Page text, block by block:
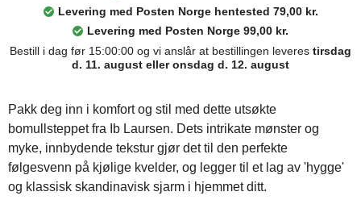
Levering med Posten Norge hentested 79,00 kr.
Levering med Posten Norge 99,00 kr.
Bestill i dag før 15:00:00 og vi anslår at bestillingen leveres tirsdag
d. 11. august eller onsdag d. 12. august
Pakk deg inn i komfort og stil med dette utsøkte
bomullsteppet fra Ib Laursen. Dets intrikate mønster og
myke, innbydende tekstur gjør det til den perfekte
følgesvenn på kjølige kvelder, og legger til et lag av 'hygge'
og klassisk skandinavisk sjarm i hjemmet ditt.